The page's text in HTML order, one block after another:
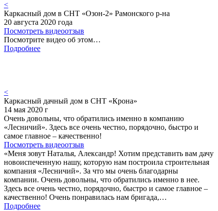
<
Каркасный дом в СНТ «Озон-2» Рамонского р-на
20 августа 2020 года
Посмотреть видеоотзыв
Посмотрите видео об этом…
Подробнее
<
Каркасный дачный дом в СНТ «Крона»
14 мая 2020 г
Очень довольны, что обратились именно в компанию
«Лесничий». Здесь все очень честно, порядочно, быстро и
самое главное – качественно!
Посмотреть видеоотзыв
«Меня зовут Наталья, Александр! Хотим представить вам дачу
новоиспеченную нашу, которую нам построила строительная
компания «Лесничий». За что мы очень благодарны
компании. Очень довольны, что обратились именно в нее.
Здесь все очень честно, порядочно, быстро и самое главное –
качественно! Очень понравилась нам бригада,…
Подробнее